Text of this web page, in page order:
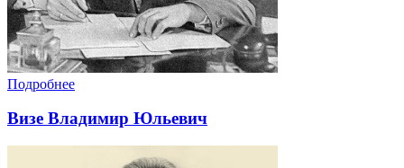
Подробнее
Визе Владимир Юльевич